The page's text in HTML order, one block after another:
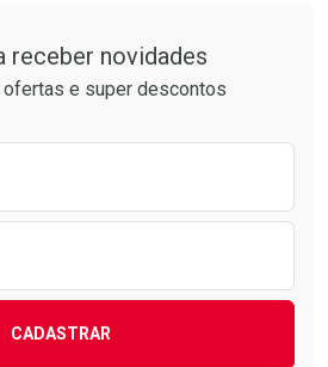
Por R$ 12,99/cada
receber novidades
e super descontos
CADASTRAR